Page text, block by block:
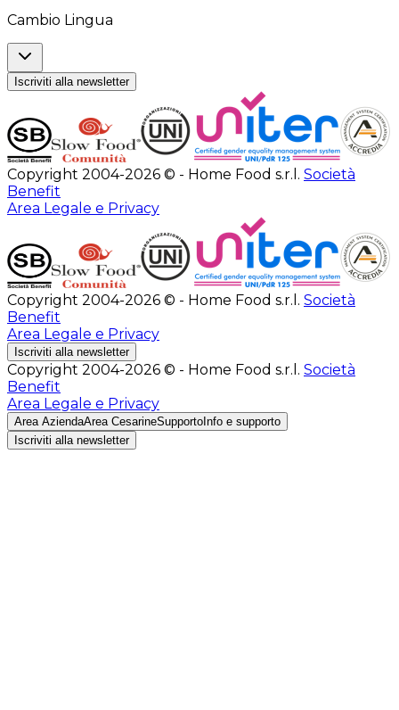
Cambio Lingua
Iscriviti alla newsletter
Copyright 2004-2026 © - Home Food s.r.l. Società
Benefit
Area Legale e Privacy
Copyright 2004-2026 © - Home Food s.r.l. Società
Benefit
Area Legale e Privacy
Iscriviti alla newsletter
Copyright 2004-2026 © - Home Food s.r.l. Società
Benefit
Area Legale e Privacy
Area AziendaArea CesarineSupporto Info e supporto
Iscriviti alla newsletter